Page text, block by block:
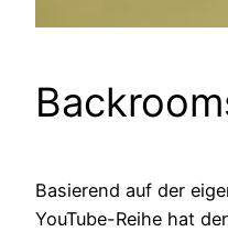
Basierend auf der
YouTube-Reihe hat